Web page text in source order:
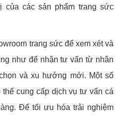
của các sản phẩm trang sức
trang sức để xem xét và
như để nhận tư vấn từ nhân
và xu hướng mới. Một số
cung cấp dịch vụ tư vấn cá
Để tối ưu hóa trải nghiệm